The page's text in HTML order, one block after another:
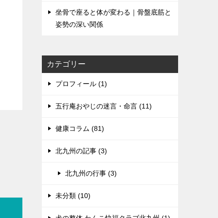
坐骨で座ると体が変わる｜骨盤底筋と
姿勢の深い関係
カテゴリー
プロフィール (1)
五行庵おやじの迷言・命言 (11)
健康コラム (81)
北九州の記事 (3)
北九州の行事 (3)
未分類 (10)